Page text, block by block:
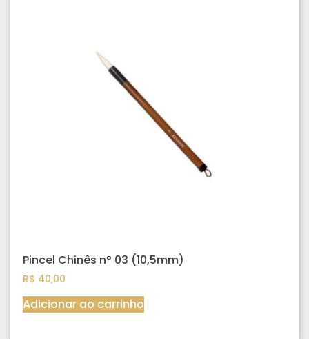
Pincel Chinês nº 03 (10,5mm)
R$ 40,00
Adicionar ao carrinho